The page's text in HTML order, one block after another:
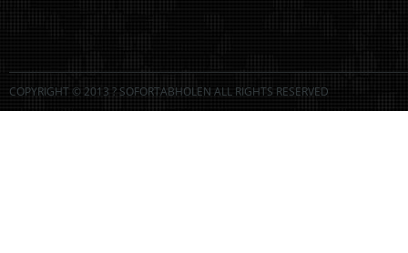
COPYRIGHT © 2013 ? SOFORTABHOLEN ALL RIGHTS RESERVED